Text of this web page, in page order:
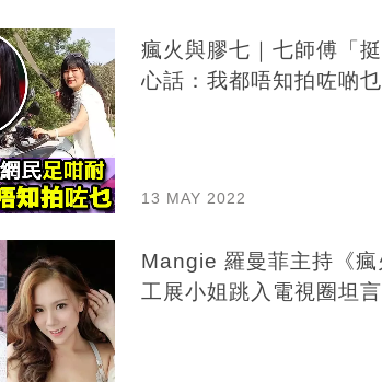
瘋火與膠七｜七師傅「
心話：我都唔知拍咗啲乜
13 MAY 2022
Mangie 羅曼菲主持《
工展小姐跳入電視圈坦